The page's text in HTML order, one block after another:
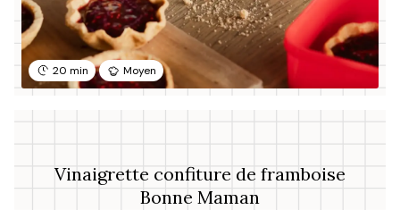
20 min Moyen
Vinaigrette confiture de framboise
Bonne Maman